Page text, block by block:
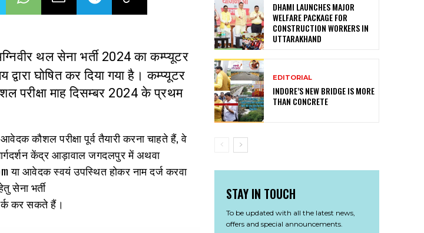
थल सेना भर्ती 2024 का कम्प्यूटर
द्वारा घोषित कर दिया गया है। कम्प्यूटर
परीक्षा माह दिसम्बर 2024 के प्रथम
कौशल परीक्षा पूर्व तैयारी करना चाहते हैं, वे
केंद्र आड़ावाल जगदलपुर में अथवा
या आवेदक स्वयं उपस्थित होकर नाम दर्ज करवा
सेना भर्ती
कर सकते हैं।
DHAMI LAUNCHES MAJOR
WELFARE PACKAGE FOR
CONSTRUCTION WORKERS IN
UTTARAKHAND
EDITORIAL
INDORE’S NEW BRIDGE IS MORE
THAN CONCRETE
STAY IN TOUCH
To be updated with all the latest news,
offers and special announcements.